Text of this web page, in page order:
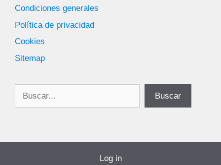
Condiciones generales
Política de privacidad
Cookies
Sitemap
Buscar
Log in